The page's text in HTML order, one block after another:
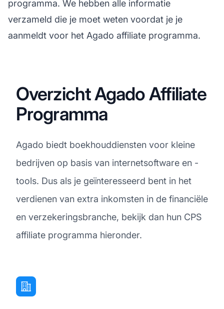
programma. We hebben alle informatie
verzameld die je moet weten voordat je je
aanmeldt voor het Agado affiliate programma.
Overzicht Agado Affiliate
Programma
Agado biedt boekhouddiensten voor kleine
bedrijven op basis van internetsoftware en -
tools. Dus als je geïnteresseerd bent in het
verdienen van extra inkomsten in de financiële
en verzekeringsbranche, bekijk dan hun CPS
affiliate programma hieronder.